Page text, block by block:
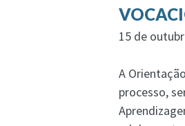
15 de
A
processo,